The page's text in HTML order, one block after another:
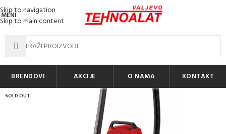
Skip to navigation
Skip to main content
MENI
BRENDOVI AKCIJE O NAMA KONTAKT
SOLD OUT